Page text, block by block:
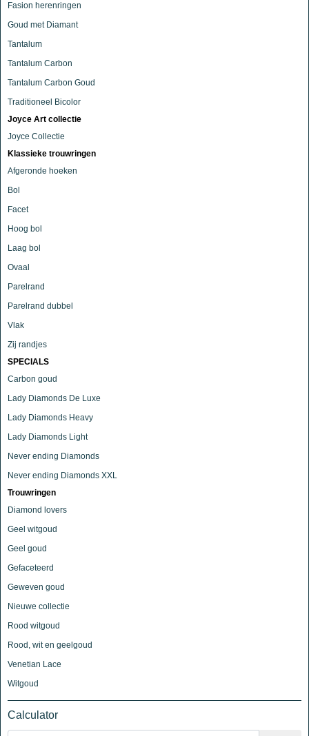
Fasion herenringen
Goud met Diamant
Tantalum
Tantalum Carbon
Tantalum Carbon Goud
Traditioneel Bicolor
Joyce Art collectie
Joyce Collectie
Klassieke trouwringen
Afgeronde hoeken
Bol
Facet
Hoog bol
Laag bol
Ovaal
Parelrand
Parelrand dubbel
Vlak
Zij randjes
SPECIALS
Carbon goud
Lady Diamonds De Luxe
Lady Diamonds Heavy
Lady Diamonds Light
Never ending Diamonds
Never ending Diamonds XXL
Trouwringen
Diamond lovers
Geel witgoud
Geel goud
Gefaceteerd
Geweven goud
Nieuwe collectie
Rood witgoud
Rood, wit en geelgoud
Venetian Lace
Witgoud
Calculator